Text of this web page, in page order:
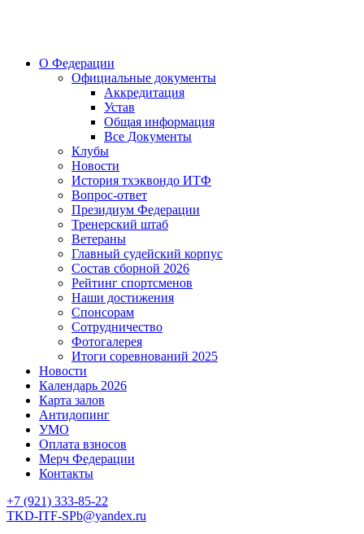
О Федерации
Официальные документы
Аккредитация
Устав
Общая информация
Все Документы
Клубы
Новости
История тхэквондо ИТФ
Вопрос-ответ
Президиум Федерации
Тренерский штаб
Ветераны
Главный судейский корпус
Состав сборной 2026
Рейтинг спортсменов
Наши достижения
Спонсорам
Сотрудничество
Фотогалерея
Итоги соревнований 2025
Новости
Календарь 2026
Карта залов
Антидопинг
УМО
Оплата взносов
Мерч Федерации
Контакты
+7 (921) 333-85-22
TKD-ITF-SPb@yandex.ru